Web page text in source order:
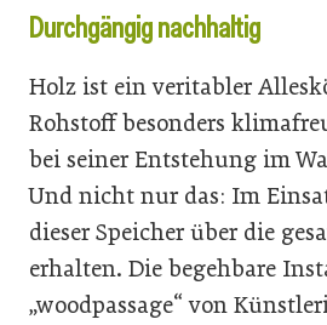
Durchgängig nachhaltig
Holz ist ein veritabler
Rohstoff besonders
bei seiner Entstehung im
Und nicht nur das: Im
dieser Speicher über die
erhalten. Die begehbare
„woodpassage“ von